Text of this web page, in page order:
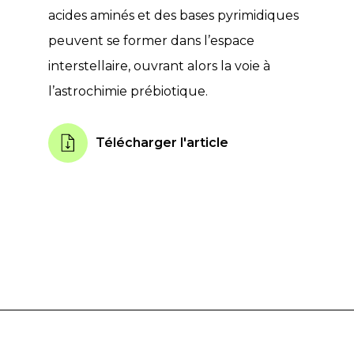
acides aminés et des bases pyrimidiques
peuvent se former dans l’espace
interstellaire, ouvrant alors la voie à
l’astrochimie prébiotique.
Télécharger l'article